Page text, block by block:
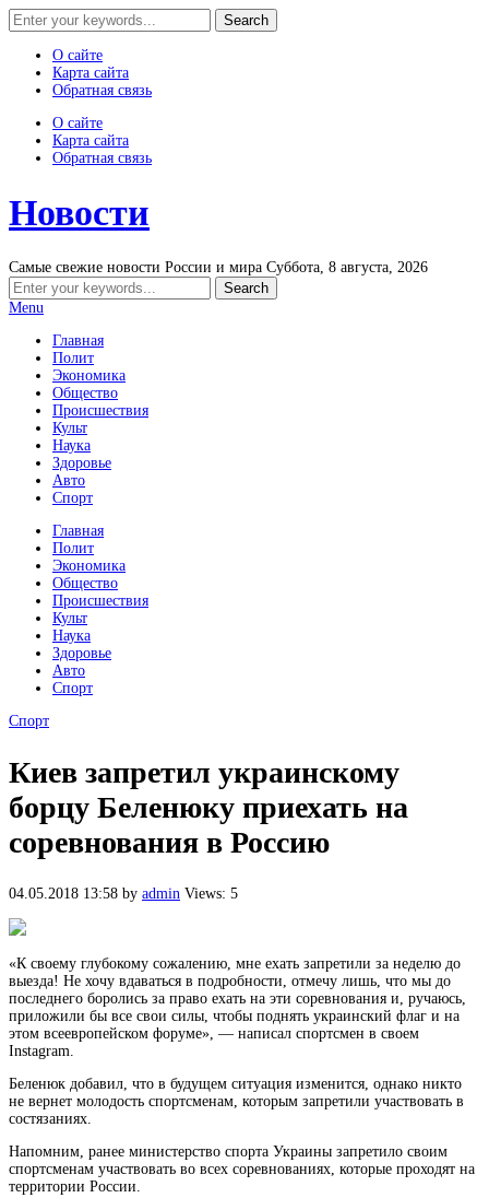
О сайте
Карта сайта
Обратная связь
О сайте
Карта сайта
Обратная связь
Новости
Самые свежие новости России и мира Суббота, 8 августа, 2026
Menu
Главная
Полит
Экономика
Общество
Происшествия
Культ
Наука
Здоровье
Авто
Спорт
Главная
Полит
Экономика
Общество
Происшествия
Культ
Наука
Здоровье
Авто
Спорт
Спорт
Киев запретил украинскому
борцу Беленюку приехать на
соревнования в Россию
04.05.2018 13:58 by admin Views: 5
«К своему глубокому сожалению, мне ехать запретили за неделю до
выезда! Не хочу вдаваться в подробности, отмечу лишь, что мы до
последнего боролись за право ехать на эти соревнования и, ручаюсь,
приложили бы все свои силы, чтобы поднять украинский флаг и на
этом всеевропейском форуме», — написал спортсмен в своем
Instagram.
Беленюк добавил, что в будущем ситуация изменится, однако никто
не вернет молодость спортсменам, которым запретили участвовать в
состязаниях.
Напомним, ранее министерство спорта Украины запретило своим
спортсменам участвовать во всех соревнованиях, которые проходят на
территории России.